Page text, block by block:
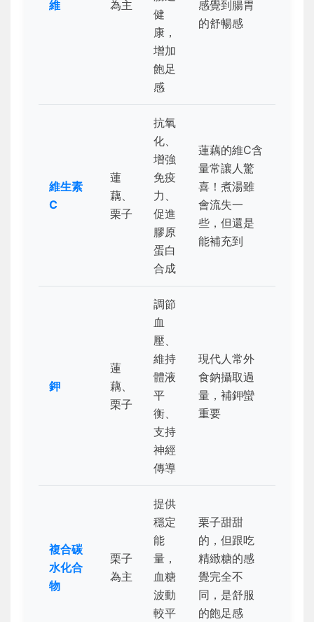
維 為主
健
康，
增加
飽足
感
感覺到腸胃
的舒暢感
維生素
C
蓮
藕、
栗子
抗氧
化、
增強
免疫
力、
促進
膠原
蛋白
合成
蓮藕的維C含
量常讓人驚
喜！煮湯雖
會流失一
些，但還是
能補充到
鉀
蓮
藕、
栗子
調節
血
壓、
維持
體液
平
衡、
支持
神經
傳導
現代人常外
食鈉攝取過
量，補鉀蠻
重要
複合碳
水化合
物
栗子
為主
提供
穩定
能
量，
血糖
波動
較平
栗子甜甜
的，但跟吃
精緻糖的感
覺完全不
同，是舒服
的飽足感